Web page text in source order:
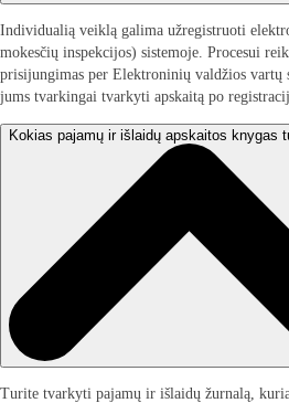
Individualią veiklą galima užregistruoti
mokesčių inspekcijos) sistemoje. Procesui
prisijungimas per Elektroninių valdžios vartų
jums tvarkingai tvarkyti apskaitą po
Kokias pajamų ir išlaidų apskaitos knygas
Turite tvarkyti pajamų ir išlaidų žurnalą,